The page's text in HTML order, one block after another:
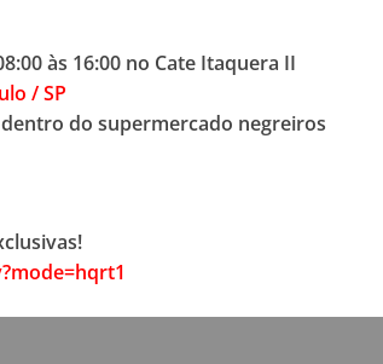
às 16:00 no Cate Itaquera II
/ SP
do supermercado negreiros